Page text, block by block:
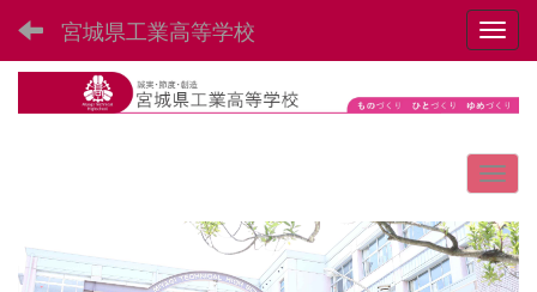
宮城県工業高等学校